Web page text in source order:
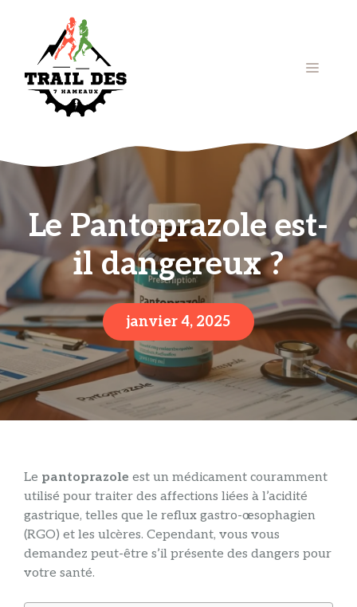
contenu
Menu
Le Pantoprazole est-
il dangereux ?
janvier 4, 2025
Le pantoprazole est un médicament couramment
utilisé pour traiter des affections liées à l’acidité
gastrique, telles que le reflux gastro-œsophagien
(RGO) et les ulcères. Cependant, vous vous
demandez peut-être s’il présente des dangers pour
votre santé.